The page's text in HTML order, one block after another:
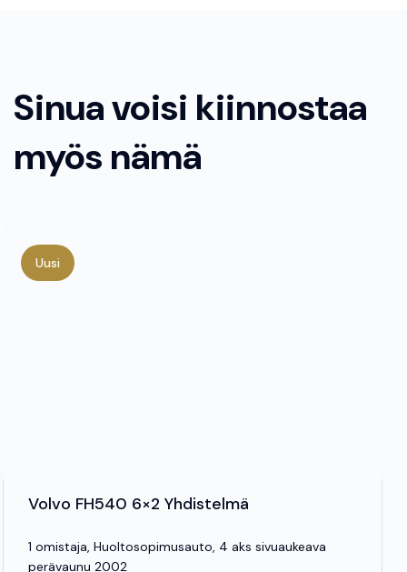
Sinua voisi kiinnostaa
myös nämä
Uusi
Volvo FH540 6×2 Yhdistelmä
1 omistaja, Huoltosopimusauto, 4 aks sivuaukeava
perävaunu 2002